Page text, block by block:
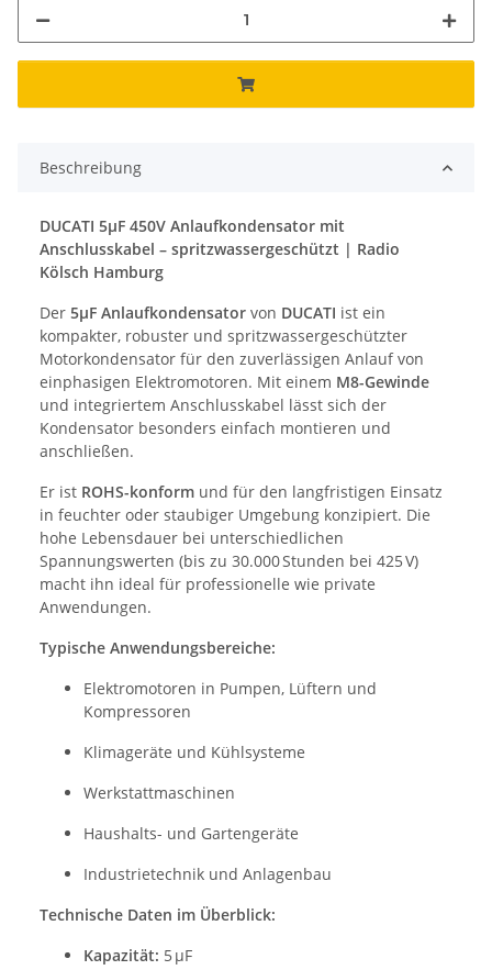
Beschreibung
DUCATI 5µF 450V Anlaufkondensator mit
Anschlusskabel – spritzwassergeschützt | Radio
Kölsch Hamburg
Der 5µF Anlaufkondensator von DUCATI ist ein
kompakter, robuster und spritzwassergeschützter
Motorkondensator für den zuverlässigen Anlauf von
einphasigen Elektromotoren. Mit einem M8-Gewinde
und integriertem Anschlusskabel lässt sich der
Kondensator besonders einfach montieren und
anschließen.
Er ist ROHS-konform und für den langfristigen Einsatz
in feuchter oder staubiger Umgebung konzipiert. Die
hohe Lebensdauer bei unterschiedlichen
Spannungswerten (bis zu 30.000 Stunden bei 425 V)
macht ihn ideal für professionelle wie private
Anwendungen.
Typische Anwendungsbereiche:
Elektromotoren in Pumpen, Lüftern und
Kompressoren
Klimageräte und Kühlsysteme
Werkstattmaschinen
Haushalts- und Gartengeräte
Industrietechnik und Anlagenbau
Technische Daten im Überblick:
Kapazität: 5 µF